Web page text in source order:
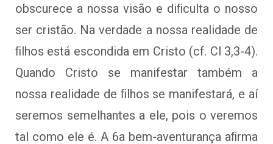
obscurece a nossa visão e diﬁculta o nosso
ser cristão. Na verdade a nossa realidade de
ﬁlhos está escondida em Cristo (cf. Cl 3,3-4).
Quando Cristo se manifestar também a
nossa realidade de ﬁlhos se manifestará, e aí
seremos semelhantes a ele, pois o veremos
tal como ele é. A 6a bem-aventurança aﬁrma